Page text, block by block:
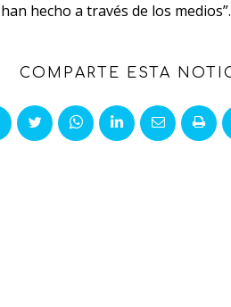
hecho a través de los medios”.
COMPARTE ESTA